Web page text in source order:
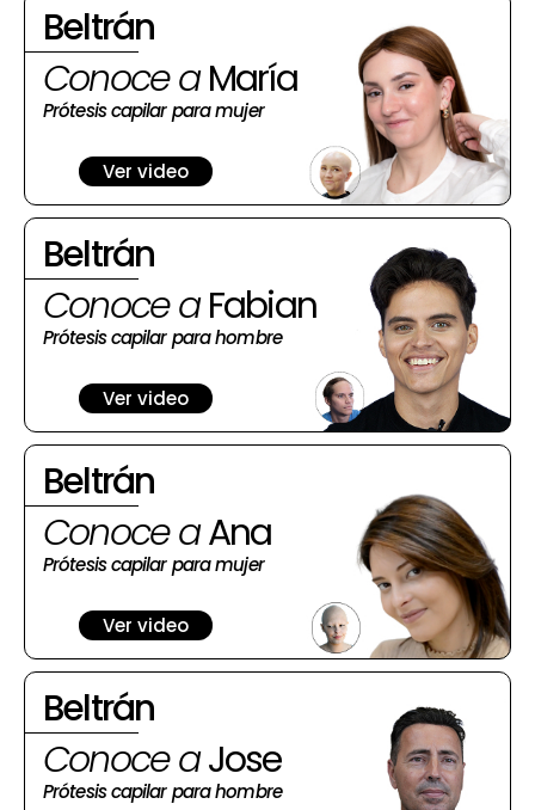
Beltrán
Conoce aMaría
Prótesis capilar para mujer
Ver video
Beltrán
Conoce aFabian
Prótesis capilar para hombre
Ver video
Beltrán
Conoce aAna
Prótesis capilar para mujer
Ver video
Beltrán
Conoce aJose
Prótesis capilar para hombre